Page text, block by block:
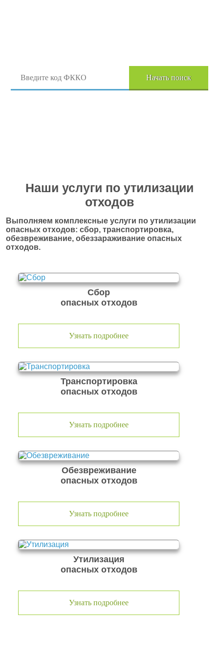
Начать поиск
Наши услуги по утилизации
отходов
Выполняем комплексные услуги по утилизации
опасных отходов: сбор, транспортировка,
обезвреживание, обеззараживание опасных
отходов.
Сбор
опасных отходов
Узнать подробнее
Транспортировка
опасных отходов
Узнать подробнее
Обезвреживание
опасных отходов
Узнать подробнее
Утилизация
опасных отходов
Узнать подробнее